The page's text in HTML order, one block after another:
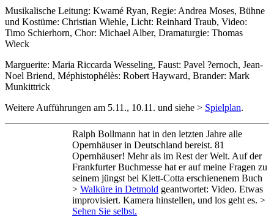
Musikalische Leitung: Kwamé Ryan, Regie: Andrea Moses, Bühne
und Kostüme: Christian Wiehle, Licht: Reinhard Traub, Video:
Timo Schierhorn, Chor: Michael Alber, Dramaturgie: Thomas
Wieck
Marguerite: Maria Riccarda Wesseling, Faust: Pavel ?ernoch, Jean-
Noel Briend, Méphistophélès: Robert Hayward, Brander: Mark
Munkittrick
Weitere Aufführungen am 5.11., 10.11. und siehe > Spielplan.
Ralph Bollmann hat in den letzten Jahre alle
Opernhäuser in Deutschland bereist. 81
Opernhäuser! Mehr als im Rest der Welt. Auf der
Frankfurter Buchmesse hat er auf meine Fragen zu
seinem jüngst bei Klett-Cotta erschienenem Buch
> Walküre in Detmold geantwortet: Video. Etwas
improvisiert. Kamera hinstellen, und los geht es. >
Sehen Sie selbst.